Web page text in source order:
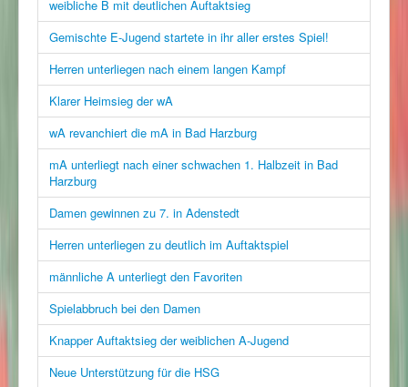
weibliche B mit deutlichen Auftaktsieg
Gemischte E-Jugend startete in ihr aller erstes Spiel!
Herren unterliegen nach einem langen Kampf
Klarer Heimsieg der wA
wA revanchiert die mA in Bad Harzburg
mA unterliegt nach einer schwachen 1. Halbzeit in Bad
Harzburg
Damen gewinnen zu 7. in Adenstedt
Herren unterliegen zu deutlich im Auftaktspiel
männliche A unterliegt den Favoriten
Spielabbruch bei den Damen
Knapper Auftaktsieg der weiblichen A-Jugend
Neue Unterstützung für die HSG